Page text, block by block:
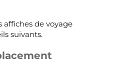
de voyage
suivants.